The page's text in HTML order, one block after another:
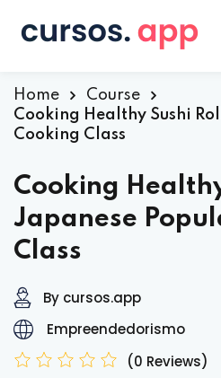
Home
Course
Cooking Healthy Sushi
Cooking Class
Cooking
Japanese
Class
By cursos.app
Empreendedorismo
(0 Reviews)